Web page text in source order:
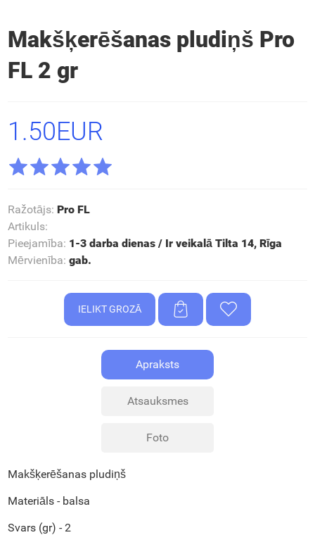
Makšķerēšanas pludiņš Pro
FL 2 gr
1.50EUR
Ražotājs: Pro FL
Artikuls:
Pieejamība: 1-3 darba dienas / Ir veikalā Tilta 14, Rīga
Mērvienība: gab.
Apraksts
Atsauksmes
Foto
Makšķerēšanas pludiņš
Materiāls - balsa
Svars (gr) - 2